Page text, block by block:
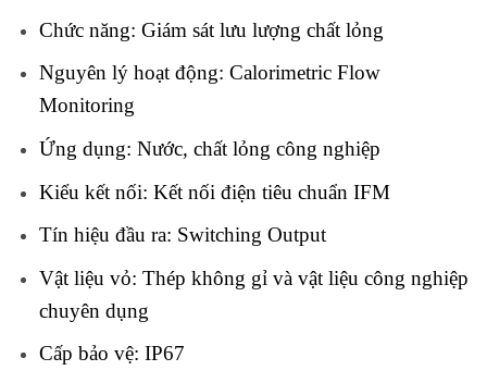
Chức năng: Giám sát lưu lượng chất lỏng
Nguyên lý hoạt động: Calorimetric Flow
Monitoring
Ứng dụng: Nước, chất lỏng công nghiệp
Kiểu kết nối: Kết nối điện tiêu chuẩn IFM
Tín hiệu đầu ra: Switching Output
Vật liệu vỏ: Thép không gỉ và vật liệu công nghiệp
chuyên dụng
Cấp bảo vệ: IP67